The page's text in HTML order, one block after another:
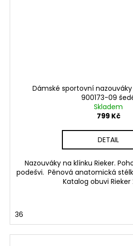
Dámské sportovní nazouváky
900173-09
Skladem
799 Kč
DETAIL
Nazouváky na klínku Rieker.
podešvi. Pěnová anatomická
Katalog obuvi Rieker
36